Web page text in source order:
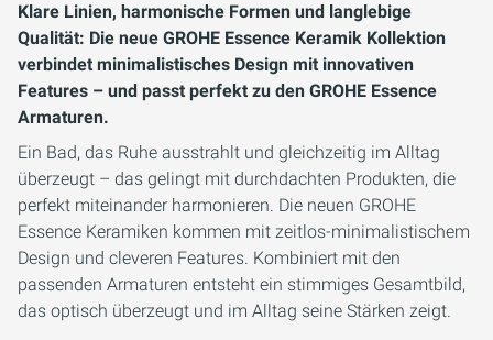
Klare Linien, harmonische Formen und langlebige
Qualität: Die neue GROHE Essence Keramik Kollektion
verbindet minimalistisches Design mit innovativen
Features – und passt perfekt zu den GROHE Essence
Armaturen.
Ein Bad, das Ruhe ausstrahlt und gleichzeitig im Alltag
überzeugt – das gelingt mit durchdachten Produkten, die
perfekt miteinander harmonieren. Die neuen GROHE
Essence Keramiken kommen mit zeitlos-minimalistischem
Design und cleveren Features. Kombiniert mit den
passenden Armaturen entsteht ein stimmiges Gesamtbild,
das optisch überzeugt und im Alltag seine Stärken zeigt.